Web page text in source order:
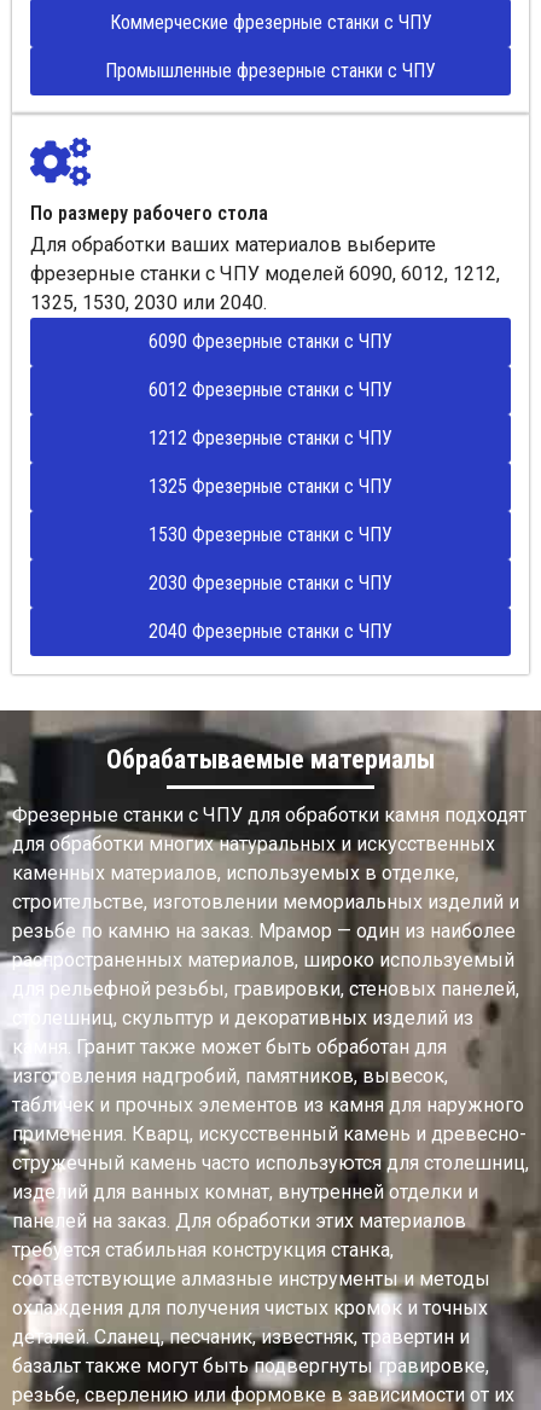
Коммерческие фрезерные станки с ЧПУ
Промышленные фрезерные станки с ЧПУ
По размеру рабочего стола
Для обработки ваших материалов выберите
фрезерные станки с ЧПУ моделей 6090, 6012, 1212,
1325, 1530, 2030 или 2040.
6090 Фрезерные станки с ЧПУ
6012 Фрезерные станки с ЧПУ
1212 Фрезерные станки с ЧПУ
1325 Фрезерные станки с ЧПУ
1530 Фрезерные станки с ЧПУ
2030 Фрезерные станки с ЧПУ
2040 Фрезерные станки с ЧПУ
Обрабатываемые материалы
Фрезерные станки с ЧПУ для обработки камня подходят
для обработки многих натуральных и искусственных
каменных материалов, используемых в отделке,
строительстве, изготовлении мемориальных изделий и
резьбе по камню на заказ. Мрамор — один из наиболее
распространенных материалов, широко используемый
для рельефной резьбы, гравировки, стеновых панелей,
столешниц, скульптур и декоративных изделий из
камня. Гранит также может быть обработан для
изготовления надгробий, памятников, вывесок,
табличек и прочных элементов из камня для наружного
применения. Кварц, искусственный камень и древесно-
стружечный камень часто используются для столешниц,
изделий для ванных комнат, внутренней отделки и
панелей на заказ. Для обработки этих материалов
требуется стабильная конструкция станка,
соответствующие алмазные инструменты и методы
охлаждения для получения чистых кромок и точных
деталей. Сланец, песчаник, известняк, травертин и
базальт также могут быть подвергнуты гравировке,
резьбе, сверлению или формовке в зависимости от их